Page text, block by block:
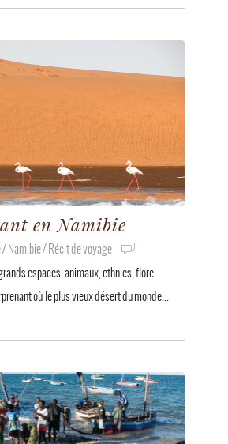
en Namibie
Namibie / Récit de voyage
espaces, animaux, ethnies, flore
où le plus vieux désert du monde...